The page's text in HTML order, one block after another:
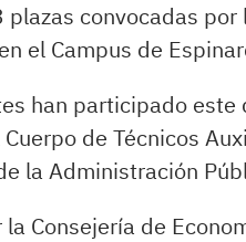
convocadas
el Campus de
han participado este
de Técnicos
la Administración
Consejería de